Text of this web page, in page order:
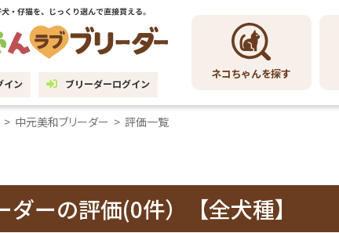
イン ブリーダーログイン
ネコちゃんを探す
> 中元美和ブリーダー > 評価一覧
ダーの評価(0件）【全犬種】